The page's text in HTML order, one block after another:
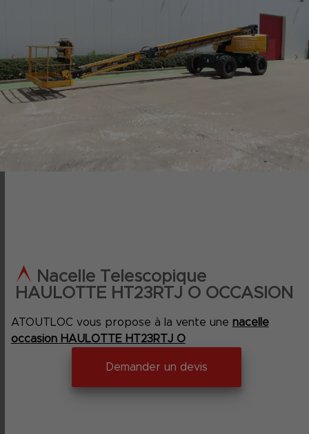
‹ ›
Nacelle Telescopique
HAULOTTE HT23RTJ O OCCASION
ATOUTLOC vous propose à la vente une nacelle
occasion HAULOTTE HT23RTJ O
Demander un devis